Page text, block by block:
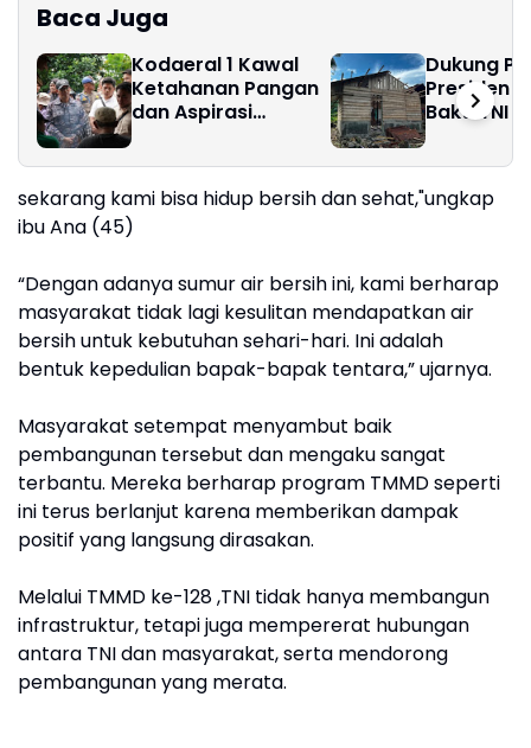
Baca Juga
Kodaeral 1 Kawal
Ketahanan Pangan
dan Aspirasi
Limau Manis ‎
Dukung
Presiden
Bakti TNI
di Nias
sekarang kami bisa hidup bersih dan sehat,"ungkap
ibu Ana (45)
“Dengan adanya sumur air bersih ini, kami berharap
masyarakat tidak lagi kesulitan mendapatkan air
bersih untuk kebutuhan sehari-hari. Ini adalah
bentuk kepedulian bapak-bapak tentara,” ujarnya.
Masyarakat setempat menyambut baik
pembangunan tersebut dan mengaku sangat
terbantu. Mereka berharap program TMMD seperti
ini terus berlanjut karena memberikan dampak
positif yang langsung dirasakan.
Melalui TMMD ke-128 ,TNI tidak hanya membangun
infrastruktur, tetapi juga mempererat hubungan
antara TNI dan masyarakat, serta mendorong
pembangunan yang merata.